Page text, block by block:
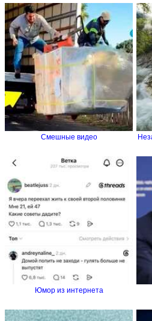
Смешные видео
Юмор из интернета